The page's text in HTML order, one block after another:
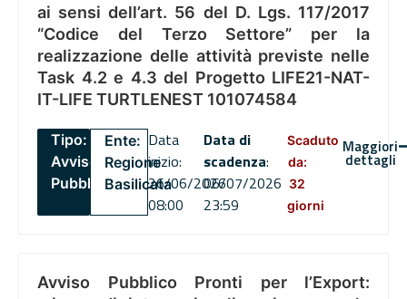
ai sensi dell’art. 56 del D. Lgs. 117/2017
“Codice del Terzo Settore” per la
realizzazione delle attività previste nelle
Task 4.2 e 4.3 del Progetto LIFE21-NAT-
IT-LIFE TURTLENEST 101074584
Tipo:
Avviso
Pubblico
Ente:
Regione
Basilicata
Data
inizio:
26/06/2026
08:00
Data di
scadenza:
06/07/2026
23:59
Scaduto
da:
32
giorni
Maggiori
dettagli
Avviso Pubblico Pronti per l’Export: